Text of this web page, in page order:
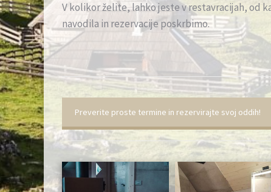
V kolikor želite, lahko jeste v restavracijah, od
navodila in rezervacije poskrbimo.
Preverite proste termine in rezervirajte svoj oddih!